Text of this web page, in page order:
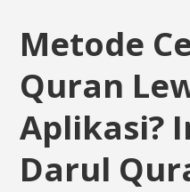
Metode
Quran
Aplikasi?
Darul